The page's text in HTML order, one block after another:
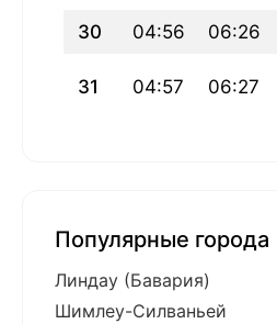
30 04:56 06:26
31 04:57 06:27
Популярные города
Линдау (Бавария)
Шимлеу-Силваньей